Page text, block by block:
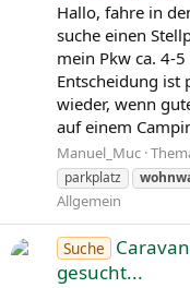
Hallo, fahre in
suche einen
mein Pkw ca. 4-
Entscheidung ist
wieder, wenn
auf einem
Manuel_Muc
parkplatz
Allgemein
Suche
gesucht...